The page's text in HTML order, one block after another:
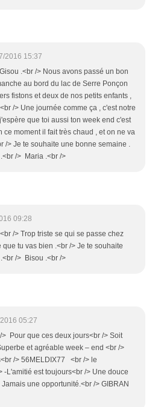
2016 15:37
.<br /> Nous avons passé un bon
au bord du lac de Serre Ponçon
fistons et deux de nos petits enfants ,
/> Une journée comme ça , c'est notre
que toi aussi ton week end c'est
ce moment il fait très chaud , et on ne va
/> Je te souhaite une bonne semaine .
/> Maria .<br />
09:28
/> Trop triste se qui se passe chez
que tu vas bien .<br /> Je te souhaite
/> Bisou .<br />
05:27
Pour que ces deux jours<br /> Soit
et agréable week – end <br />
/> 56MELDIX77 <br /> le
L'amitié est toujours<br /> Une douce
une opportunité.<br /> GIBRAN